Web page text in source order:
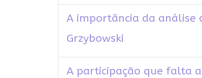
A importância da análise
Grzybowski
A participação que falta